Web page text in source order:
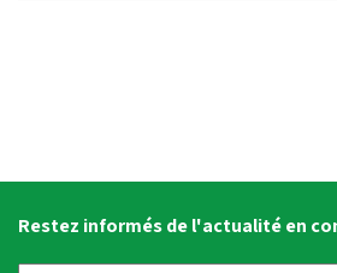
Restez informés de l'actualité en